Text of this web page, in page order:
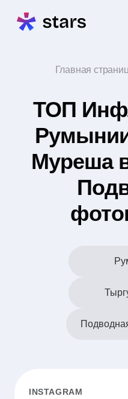
Главная
ТОП
Муреша
INSTAGRAM